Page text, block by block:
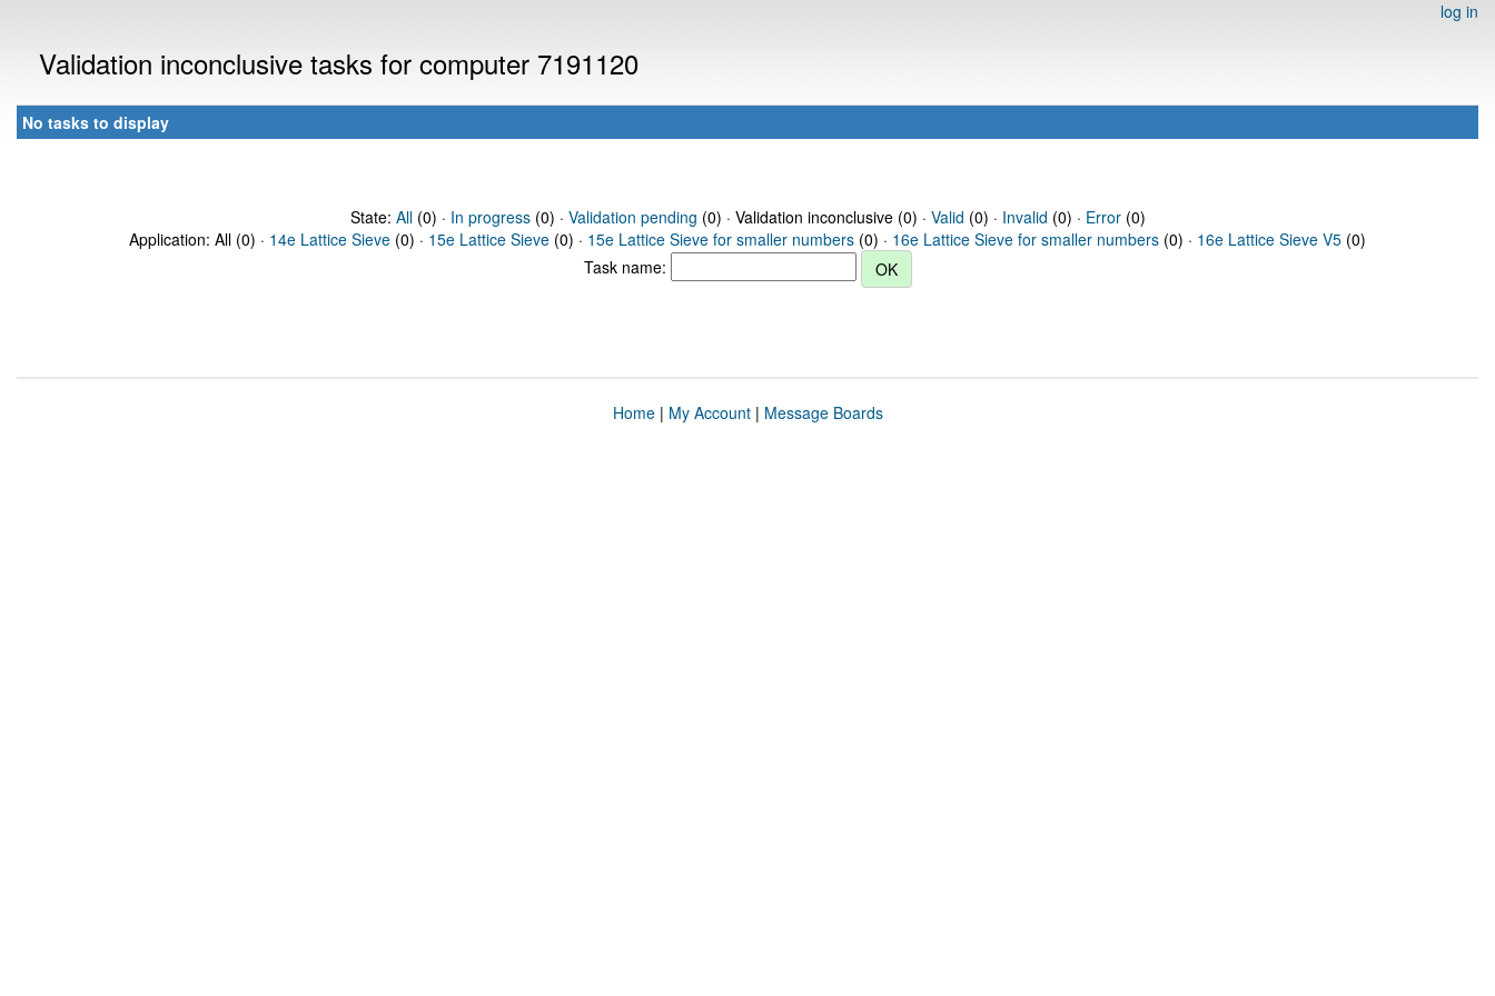
log in
Validation inconclusive tasks for computer 7191120
No tasks to display
State: All(0) · In progress(0) · Validation pending (0) · Validation inconclusive (0) · Valid (0) · Invalid (0) · Error(0)
Application: All (0) · 14e Lattice Sieve (0) · 15e Lattice Sieve (0) · 15e Lattice Sieve for smaller numbers (0) · 16e Lattice Sieve for smaller numbers (0) · 16e Lattice Sieve V5 (0)
Task name:
Home| My Account| Message Boards